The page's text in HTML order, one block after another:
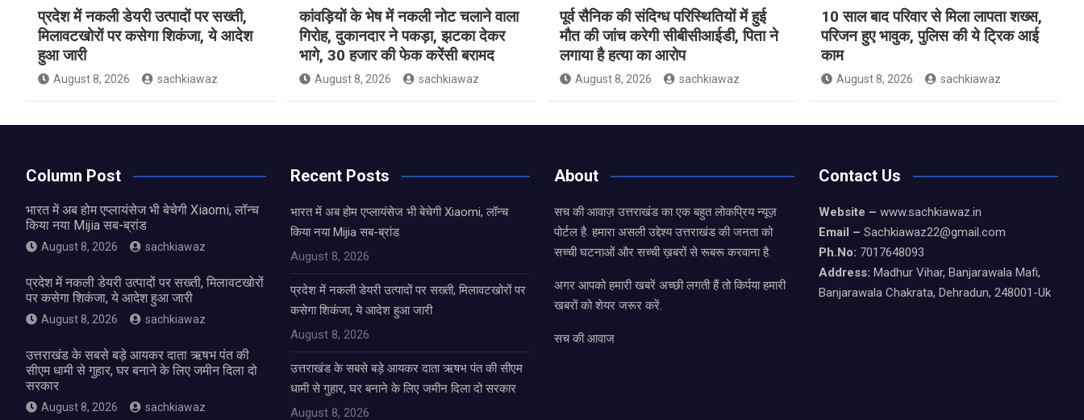
प्रदेश में नकली डेयरी उत्पादों पर सख्ती,
मिलावटखोरों पर कसेगा शिकंजा, ये आदेश
हुआ जारी
August 8, 2026 sachkiawaz
कांवड़ियों के भेष में नकली नोट चलाने वाला
गिरोह, दुकानदार ने पकड़ा, झटका देकर
भागे, 30 हजार की फेक करेंसी बरामद
August 8, 2026 sachkiawaz
पूर्व सैनिक की संदिग्ध परिस्थितियों में हुई
मौत की जांच करेगी सीबीसीआईडी, पिता ने
लगाया है हत्या का आरोप
August 8, 2026 sachkiawaz
10 साल बाद परिवार से मिला लापता शख्स,
परिजन हुए भावुक, पुलिस की ये ट्रिक आई
काम
August 8, 2026 sachkiawaz
Column Post
भारत में अब होम एप्लायंसेज भी बेचेगी Xiaomi, लॉन्च
किया नया Mijia सब-ब्रांड
August 8, 2026 sachkiawaz
प्रदेश में नकली डेयरी उत्पादों पर सख्ती, मिलावटखोरों
पर कसेगा शिकंजा, ये आदेश हुआ जारी
August 8, 2026 sachkiawaz
उत्तराखंड के सबसे बड़े आयकर दाता ऋषभ पंत की
सीएम धामी से गुहार, घर बनाने के लिए जमीन दिला दो
सरकार
August 8, 2026 sachkiawaz
Recent Posts
भारत में अब होम एप्लायंसेज भी बेचेगी Xiaomi, लॉन्च
किया नया Mijia सब-ब्रांड
August 8, 2026
प्रदेश में नकली डेयरी उत्पादों पर सख्ती, मिलावटखोरों पर
कसेगा शिकंजा, ये आदेश हुआ जारी
August 8, 2026
उत्तराखंड के सबसे बड़े आयकर दाता ऋषभ पंत की सीएम
धामी से गुहार, घर बनाने के लिए जमीन दिला दो सरकार
August 8, 2026
About
सच की आवाज़ उत्तराखंड का एक बहुत लोकप्रिय न्यूज़
पोर्टल है. हमारा असली उद्देश्य उत्तराखंड की जनता को
सच्ची घटनाओं और सच्ची ख़बरों से रूबरू करवाना है.
अगर आपको हमारी खबरें अच्छी लगती हैं तो किर्पया हमारी
खबरों को शेयर जरूर करें.
सच की आवाज
Contact Us
Website – www.sachkiawaz.in
Email – Sachkiawaz22@gmail.com
Ph.No: 7017648093
Address: Madhur Vihar, Banjarawala Mafi,
Banjarawala Chakrata, Dehradun, 248001-Uk